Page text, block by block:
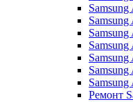
Ремонт